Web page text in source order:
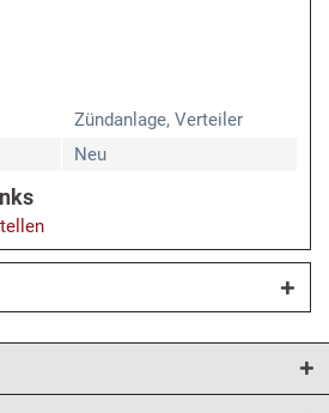
Zündanlage, Verteiler
Neu